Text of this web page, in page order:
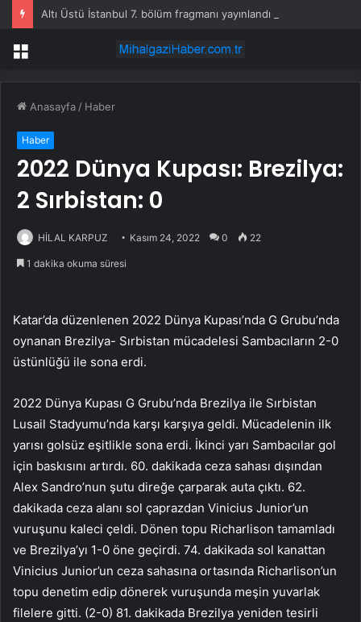
Altı Üstü İstanbul 7. bölüm fragmanı yayınlandı mı?
Menü
Anasayfa / Haber
Haber
2022 Dünya Kupası: Brezilya:
2 Sırbistan: 0
HİLAL KARPUZ Kasım 24, 2022 0 22
1 dakika okuma süresi
Katar’da düzenlenen 2022 Dünya Kupası’nda G Grubu’nda
oynanan Brezilya- Sırbistan mücadelesi Sambacıların 2-0
üstünlüğü ile sona erdi.
2022 Dünya Kupası G Grubu’nda Brezilya ile Sırbistan
Lusail Stadyumu’nda karşı karşıya geldi. Mücadelenin ilk
yarısı golsüz eşitlikle sona erdi. İkinci yarı Sambacılar gol
için baskısını artırdı. 60. dakikada ceza sahası dışından
Alex Sandro’nun şutu direğe çarparak auta çıktı. 62.
dakikada ceza alanı sol çaprazdan Vinicius Junior’un
vuruşunu kaleci çeldi. Dönen topu Richarlison tamamladı
ve Brezilya’yı 1-0 öne geçirdi. 74. dakikada sol kanattan
Vinicius Junior’un ceza sahasına ortasında Richarlison’un
topu denetim edip dönerek vuruşunda meşin yuvarlak
filelere gitti. (2-0) 81. dakikada Brezilya yeniden tesirli